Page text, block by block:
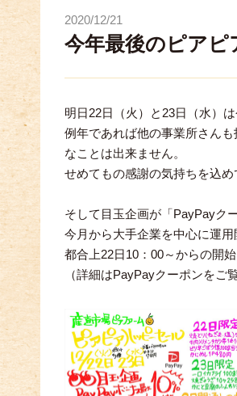
2020/12/21
今年最後のピア
明日22日（火）と23日（水）
例年であれば他の事業所さん
なことは出来ません。
せめてもの感謝の気持ちを込
そして目玉企画が「PayPayク
今月から大手企業を中心に運
都合上22日10：00～からの開
（詳細はPayPayクーポンをご